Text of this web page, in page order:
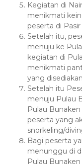
Kegiatan di
menikmati
peserta di
Setelah itu,
menuju ke
kegiatan di
menikmati
yang
Setelah itu
menuju Pulau
Pulau
peserta yang
snorkeling/
Bagi peserta
menunggu di
Pulau